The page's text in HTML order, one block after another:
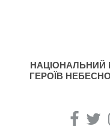
ГЕРОЇВ